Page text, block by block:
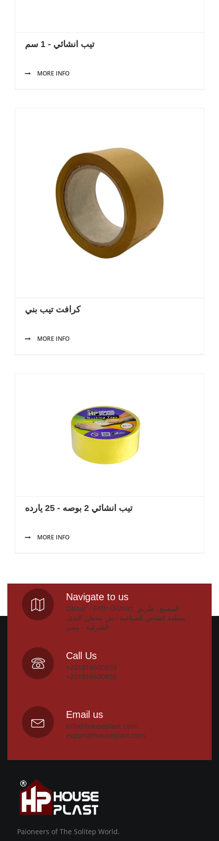
تيب انشائي - 1 سم
MORE INFO
كرافت تيب بني
MORE INFO
تيب انشائي 2 بوصه - 25 يارده
MORE INFO
Navigate to us
Obour - Fifth District, المصنع : طريق
منطقة انشاص الصناعية - ش محطن الندى,
الشرقية - مصر
Call Us
+201016600853
+201016600850
Email us
info@houseplast.com
export@houseplast.com
Paioneers of The Solitep World.